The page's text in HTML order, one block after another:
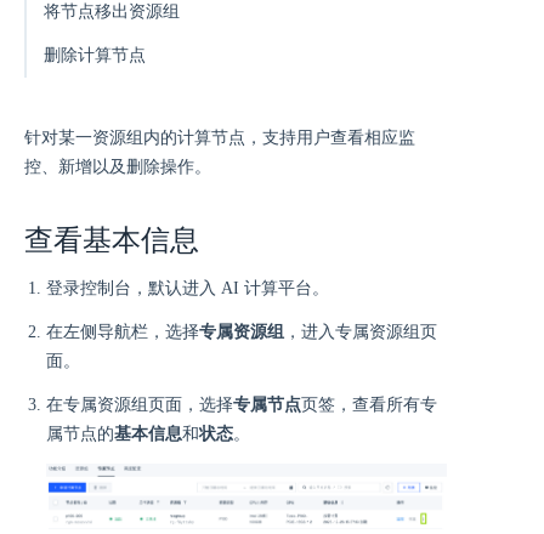
将节点移出资源组
删除计算节点
针对某一资源组内的计算节点，支持用户查看相应监
控、新增以及删除操作。
查看基本信息
登录控制台，默认进入 AI 计算平台。
在左侧导航栏，选择专属资源组 ，进入专属资源组页
面。
在专属资源组页面，选择专属节点页签，查看所有专
属节点的基本信息和状态。